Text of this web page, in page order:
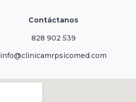
Contáctanos
828 902 539
info@clinicamrpsicomed.com